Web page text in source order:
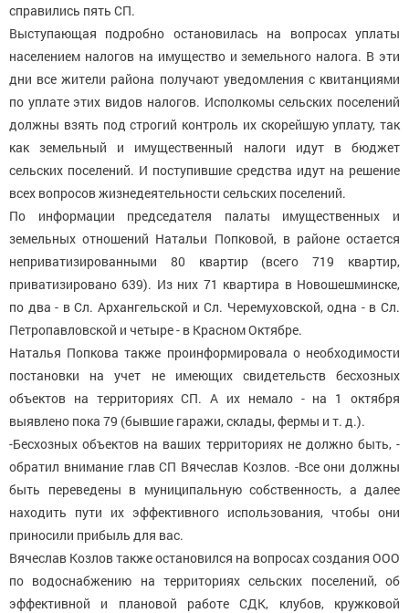
справились пять СП.
Выступающая подробно остановилась на вопросах уплаты
населением налогов на имущество и земельного налога. В эти
дни все жители района получают уведомления с квитанциями
по уплате этих видов налогов. Исполкомы сельских поселений
должны взять под строгий контроль их скорейшую уплату, так
как земельный и имущественный налоги идут в бюджет
сельских поселений. И поступившие средства идут на решение
всех вопросов жизнедеятельности сельских поселений.
По информации председателя палаты имущественных и
земельных отношений Натальи Попковой, в районе остается
неприватизированными 80 квартир (всего 719 квартир,
приватизировано 639). Из них 71 квартира в Новошешминске,
по два - в Сл. Архангельской и Сл. Черемуховской, одна - в Сл.
Петропавловской и четыре - в Красном Октябре.
Наталья Попкова также проинформировала о необходимости
постановки на учет не имеющих свидетельств бесхозных
объектов на территориях СП. А их немало - на 1 октября
выявлено пока 79 (бывшие гаражи, склады, фермы и т. д.).
-Бесхозных объектов на ваших территориях не должно быть, -
обратил внимание глав СП Вячеслав Козлов. -Все они должны
быть переведены в муниципальную собственность, а далее
находить пути их эффективного использования, чтобы они
приносили прибыль для вас.
Вячеслав Козлов также остановился на вопросах создания ООО
по водоснабжению на территориях сельских поселений, об
эффективной и плановой работе СДК, клубов, кружковой